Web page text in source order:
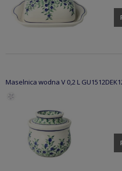
Maselnica wodna V 0,2 L